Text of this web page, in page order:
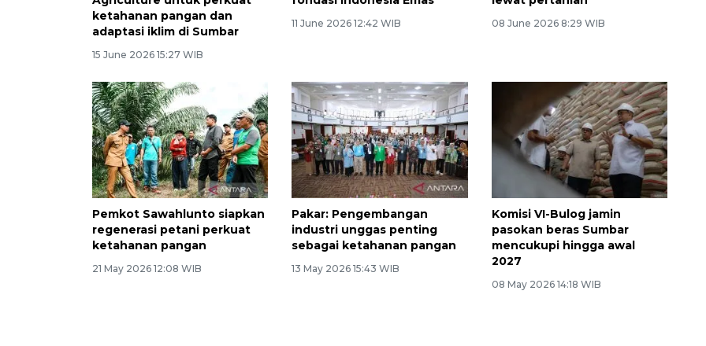
ketahanan pangan dan
adaptasi iklim di Sumbar
15 June 2026 15:27 WIB
11 June 2026 12:42 WIB 08 June 2026 8:29 WIB
Pemkot Sawahlunto siapkan
regenerasi petani perkuat
ketahanan pangan
21 May 2026 12:08 WIB
Pakar: Pengembangan
industri unggas penting
sebagai ketahanan pangan
13 May 2026 15:43 WIB
Komisi VI-Bulog jamin
pasokan beras Sumbar
mencukupi hingga awal
2027
08 May 2026 14:18 WIB